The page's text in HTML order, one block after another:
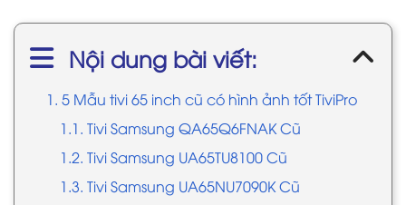
Nội dung bài viết:
1. 5 Mẫu tivi 65 inch cũ có hình ảnh tốt TiviPro
1.1. Tivi Samsung QA65Q6FNAK Cũ
1.2. Tivi Samsung UA65TU8100 Cũ
1.3. Tivi Samsung UA65NU7090K Cũ